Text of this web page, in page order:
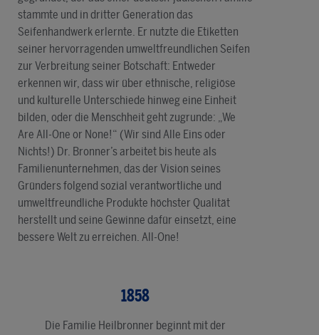
stammte und in dritter Generation das
Seifenhandwerk erlernte. Er nutzte die Etiketten
seiner hervorragenden umweltfreundlichen Seifen
zur Verbreitung seiner Botschaft: Entweder
erkennen wir, dass wir über ethnische, religiöse
und kulturelle Unterschiede hinweg eine Einheit
bilden, oder die Menschheit geht zugrunde: „We
Are All-One or None!“ (Wir sind Alle Eins oder
Nichts!) Dr. Bronner’s arbeitet bis heute als
Familienunternehmen, das der Vision seines
Gründers folgend sozial verantwortliche und
umweltfreundliche Produkte höchster Qualität
herstellt und seine Gewinne dafür einsetzt, eine
bessere Welt zu erreichen. All-One!
1858
Die Familie Heilbronner beginnt mit der